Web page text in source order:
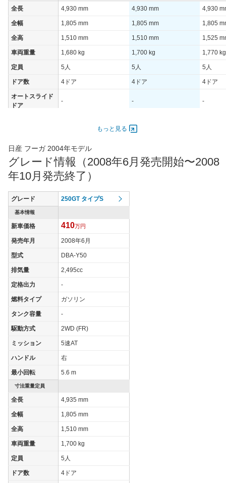
全長 4,930 mm 4,930 mm 4,930
全幅 1,805 mm 1,805 mm 1,805
全高 1,510 mm 1,510 mm 1,525
車両重量 1,680 kg 1,700 kg 1,770 kg
定員 5人 5人 5人
ドア数 4ドア 4ドア 4ドア
オートスライド
ドア
- - -
164.00 [223]/ 6,800 230.00 [313]/ 6,800
最高トルク 263 [26.8]/ 4,800
過給機 - - -
タイヤ
(前)
245/45R18 96W
タイヤサイズ
(後)
街地)
-
WLTCモード(郊
外)
WLTCモード(高
-
装備オプション
もっと見る
日産 フーガ 2004年モデル
グレード情報（2008年6月発売開始〜2008
年10月発売終了）
グレード 250GT タイプS
基本情報
新車価格 410万円
発売年月 2008年6月
型式 DBA-Y50
排気量 2,495cc
定格出力 -
燃料タイプ ガソリン
タンク容量 -
駆動方式 2WD (FR)
ミッション 5速AT
ハンドル 右
最小回転 5.6 m
寸法重量定員
全長 4,935 mm
全幅 1,805 mm
全高 1,510 mm
車両重量 1,700 kg
定員 5人
ドア数 4ドア